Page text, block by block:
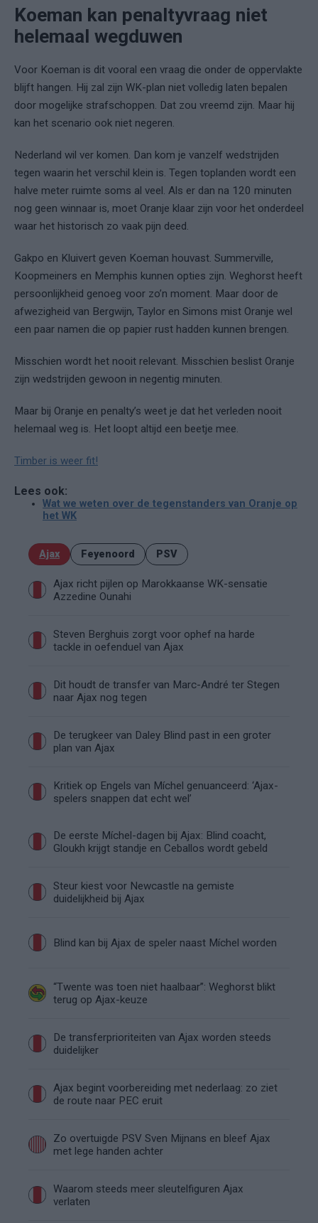
Koeman kan penaltyvraag niet
helemaal wegduwen
Voor Koeman is dit vooral een vraag die onder de oppervlakte
blijft hangen. Hij zal zijn WK-plan niet volledig laten bepalen
door mogelijke strafschoppen. Dat zou vreemd zijn. Maar hij
kan het scenario ook niet negeren.
Nederland wil ver komen. Dan kom je vanzelf wedstrijden
tegen waarin het verschil klein is. Tegen toplanden wordt een
halve meter ruimte soms al veel. Als er dan na 120 minuten
nog geen winnaar is, moet Oranje klaar zijn voor het onderdeel
waar het historisch zo vaak pijn deed.
Gakpo en Kluivert geven Koeman houvast. Summerville,
Koopmeiners en Memphis kunnen opties zijn. Weghorst heeft
persoonlijkheid genoeg voor zo’n moment. Maar door de
afwezigheid van Bergwijn, Taylor en Simons mist Oranje wel
een paar namen die op papier rust hadden kunnen brengen.
Misschien wordt het nooit relevant. Misschien beslist Oranje
zijn wedstrijden gewoon in negentig minuten.
Maar bij Oranje en penalty’s weet je dat het verleden nooit
helemaal weg is. Het loopt altijd een beetje mee.
Timber is weer fit!
Lees ook:
Wat we weten over de tegenstanders van Oranje op
het WK
Ajax Feyenoord PSV
Ajax richt pijlen op Marokkaanse WK-sensatie
Azzedine Ounahi
Steven Berghuis zorgt voor ophef na harde
tackle in oefenduel van Ajax
Dit houdt de transfer van Marc-André ter Stegen
naar Ajax nog tegen
De terugkeer van Daley Blind past in een groter
plan van Ajax
Kritiek op Engels van Míchel genuanceerd: ‘Ajax-
spelers snappen dat echt wel’
De eerste Míchel-dagen bij Ajax: Blind coacht,
Gloukh krijgt standje en Ceballos wordt gebeld
Steur kiest voor Newcastle na gemiste
duidelijkheid bij Ajax
Blind kan bij Ajax de speler naast Míchel worden
“Twente was toen niet haalbaar”: Weghorst blikt
terug op Ajax-keuze
De transferprioriteiten van Ajax worden steeds
duidelijker
Ajax begint voorbereiding met nederlaag: zo ziet
de route naar PEC eruit
Zo overtuigde PSV Sven Mijnans en bleef Ajax
met lege handen achter
Waarom steeds meer sleutelfiguren Ajax
verlaten